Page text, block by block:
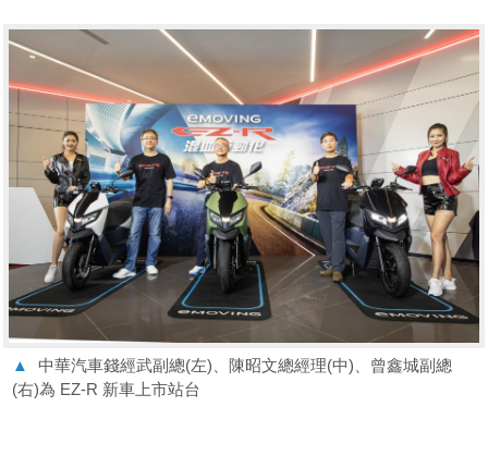
▲
中華汽車錢經武副總(左)、陳昭文總經理(中)、曾鑫城副總
(右)為 EZ-R 新車上市站台